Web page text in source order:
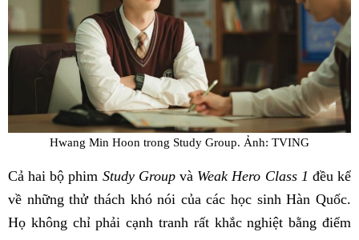
Hwang Min Hoon trong Study Group. Ảnh: TVING
Cả hai bộ phim Study Groupvà Weak Hero Class 1 đều kể
về những thử thách khó nói của các học sinh Hàn Quốc.
Họ không chỉ phải cạnh tranh rất khắc nghiệt bằng điểm